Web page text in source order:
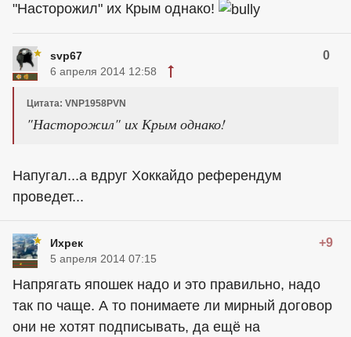
"Насторожил" их Крым однако!
svp67 0
6 апреля 2014 12:58
Цитата: VNP1958PVN
"Насторожил" их Крым однако!
Напугал...а вдруг Хоккайдо референдум
проведет...
Ихрек +9
5 апреля 2014 07:15
Напрягать япошек надо и это правильно, надо
так по чаще. А то понимаете ли мирный договор
они не хотят подписывать, да ещё на